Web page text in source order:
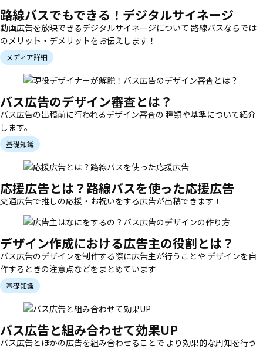
路線バスでもできる！デジタルサイネージ
動画広告を放映できるデジタルサイネージについて 路線バスならでは
のメリット・デメリットをお伝えします！
メディア詳細
バス広告のデザイン審査とは？
バス広告の出稿前に行われるデザイン審査の 種類や基準について紹介
します。
基礎知識
応援広告とは？路線バスを使った応援広告
交通広告で推しの応援・お祝いをする広告が出稿できます！
デザイン作成における広告主の役割とは？
バス広告のデザインを制作する際に広告主が行うことや デザインを自
作するときの注意点などをまとめています
基礎知識
バス広告と組み合わせて効果UP
バス広告とほかの広告を組み合わせることで より効果的な周知を行う